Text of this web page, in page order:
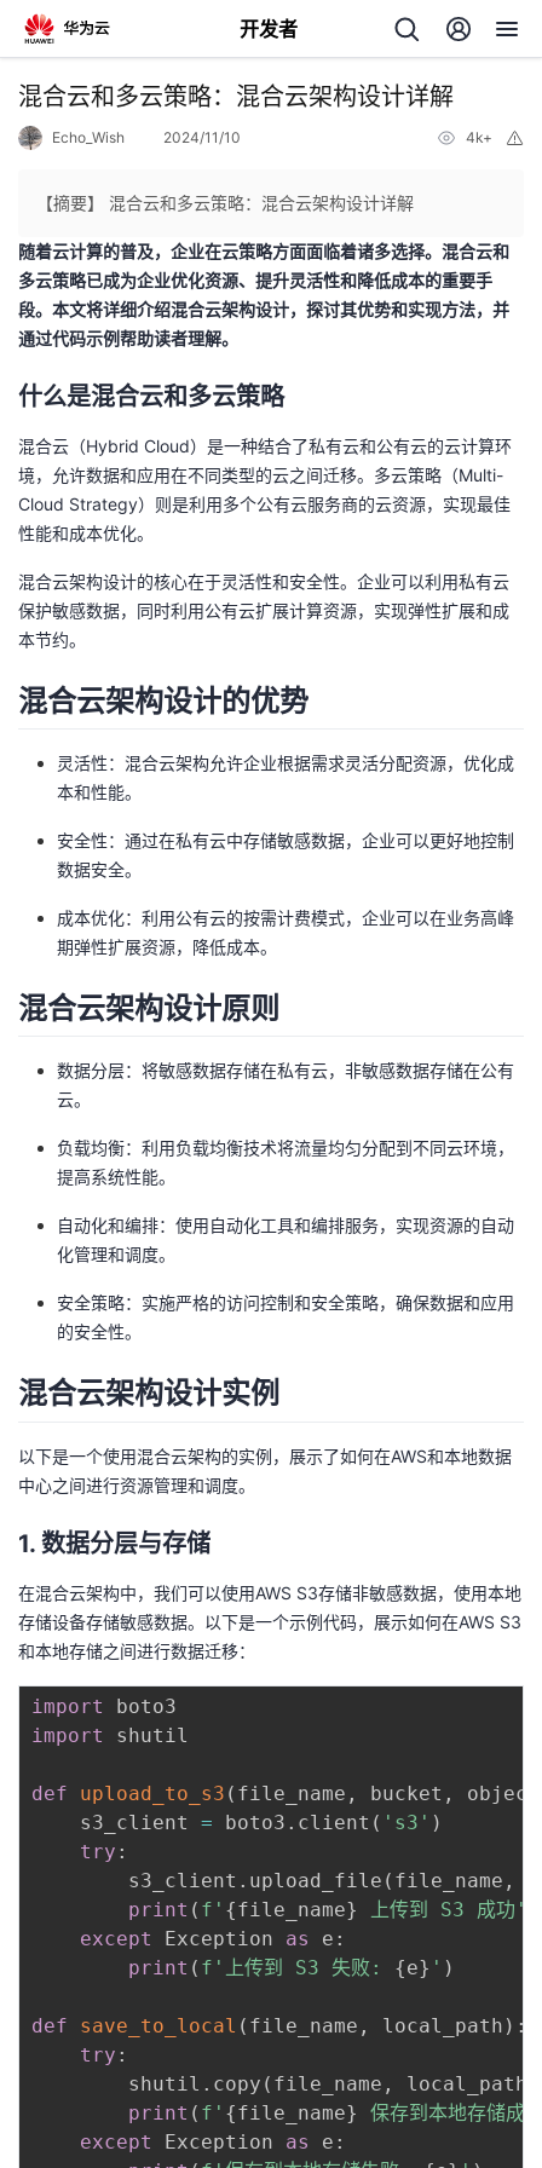
开发者
返
个
人
主
页
我
的
开
发
者
我
的
博
我
的
坛
我
圈
子
的
直
播
我
的
活
我
的
注
我
者
我
的
程
我
认
证
的
实
验
我
的
收
Programs
支
我
的
技
持
我
的
建
混合云和多云策略：混合云架构设计详解
Echo_Wish 2024/11/10 4k+
【摘要】 混合云和多云策略：混合云架构设计详解
随着云计算的普及，企业在云策略方面面临着诸多选择。混合云和
多云策略已成为企业优化资源、提升灵活性和降低成本的重要手
段。本文将详细介绍混合云架构设计，探讨其优势和实现方法，并
通过代码示例帮助读者理解。
什么是混合云和多云策略
混合云（Hybrid Cloud）是一种结合了私有云和公有云的云计算环
境，允许数据和应用在不同类型的云之间迁移。多云策略（Multi-
Cloud Strategy）则是利用多个公有云服务商的云资源，实现最佳
性能和成本优化。
混合云架构设计的核心在于灵活性和安全性。企业可以利用私有云
保护敏感数据，同时利用公有云扩展计算资源，实现弹性扩展和成
本节约。
混合云架构设计的优势
灵活性：混合云架构允许企业根据需求灵活分配资源，优化成
本和性能。
安全性：通过在私有云中存储敏感数据，企业可以更好地控制
数据安全。
成本优化：利用公有云的按需计费模式，企业可以在业务高峰
期弹性扩展资源，降低成本。
混合云架构设计原则
数据分层：将敏感数据存储在私有云，非敏感数据存储在公有
云。
负载均衡：利用负载均衡技术将流量均匀分配到不同云环境，
提高系统性能。
自动化和编排：使用自动化工具和编排服务，实现资源的自动
化管理和调度。
安全策略：实施严格的访问控制和安全策略，确保数据和应用
的安全性。
混合云架构设计实例
以下是一个使用混合云架构的实例，展示了如何在AWS和本地数据
中心之间进行资源管理和调度。
1. 数据分层与存储
在混合云架构中，我们可以使用AWS S3存储非敏感数据，使用本地
存储设备存储敏感数据。以下是一个示例代码，展示如何在AWS S3
和本地存储之间进行数据迁移：
import
import
shutil
def upload_to_s3 ( file_name , bucket ,
    s3_client
= boto3 . client ( 's3' )
try :
        s3_client
. upload_file ( file_name ,
print ( f' {file_name} 上传到 S3 成功'
except
Exception as e :
print ( f'上传到 S3 失败: {e} ' )
def save_to_local ( file_name , local_path ) :
try :
        shutil
. copy ( file_name , local_path
print ( f' {file_name}
保存到本地存储成
except
Exception as e :